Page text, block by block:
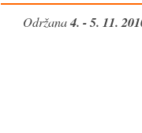
Održana4. - 5. 11.